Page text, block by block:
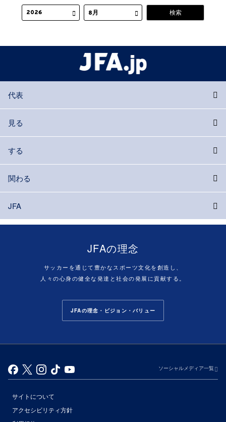
代表
見る
する
関わる
JFA
JFAの理念
サッカーを通じて豊かなスポーツ文化を創造し、
人々の心身の健全な発達と社会の発展に貢献する。
JFAの理念・ビジョン・バリュー
ソーシャルメディア一覧
サイトについて
アクセシビリティ方針